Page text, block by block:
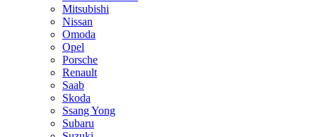
Mitsubishi
Nissan
Omoda
Opel
Porsche
Renault
Saab
Skoda
Ssang Yong
Subaru